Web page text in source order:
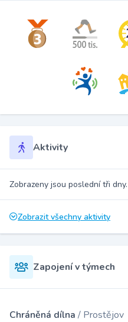
Aktivity
Zobrazeny jsou poslední tři dny.
Zobrazit všechny aktivity
Zapojení v týmech
Chráněná dílna / Prostějov